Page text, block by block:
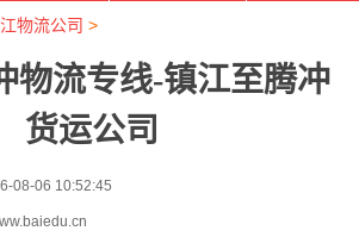
物流公司 >
物流专线-镇江至腾冲
货运公司
08-06 10:52:45